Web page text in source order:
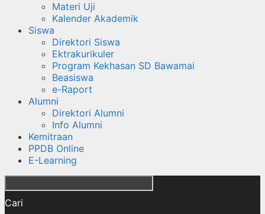
Materi Uji
Kalender Akademik
Siswa
Direktori Siswa
Ektrakurikuler
Program Kekhasan SD Bawamai
Beasiswa
e-Raport
Alumni
Direktori Alumni
Info Alumni
Kemitraan
PPDB Online
E-Learning
Cari